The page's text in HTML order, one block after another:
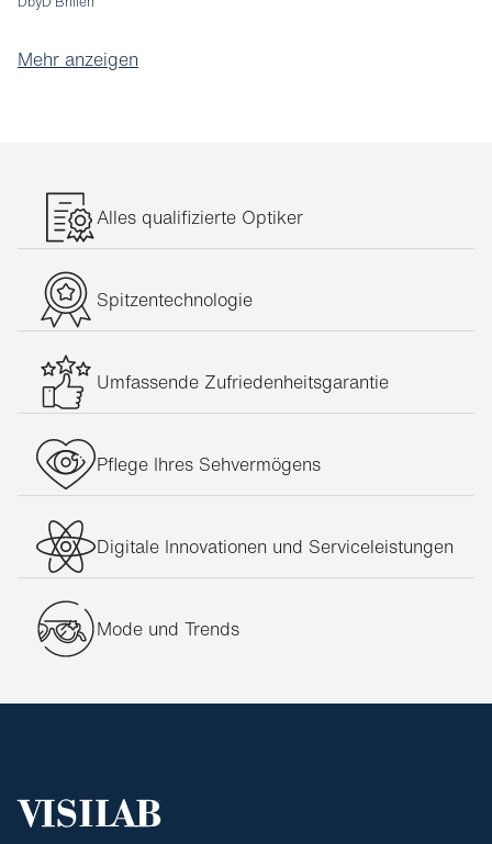
Emporio Armani Brillen
Jaguar Brillen
Lunor Brillen
Michael Kors Brillen
Moleskine Brillen
Nirvan Javan Brillen
Oakley Brillen
Persol Brillen
Philippe Starck Brillen
Porsche Design Brillen
Prada Brillen
Ralph Lauren Brillen
Ray-Ban Brillen
Ted Baker Brillen
Unofficial Brillen
Mehr anzeigen
Alles qualifizierte Optiker
Spitzentechnologie
Umfassende Zufriedenheitsgarantie
Pflege Ihres Sehvermögens
Digitale Innovationen und Serviceleistungen
Mode und Trends